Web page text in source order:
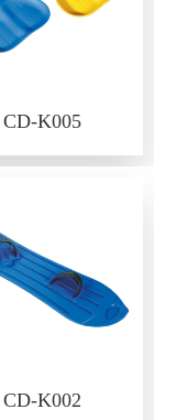
CD-K005
CD-K002